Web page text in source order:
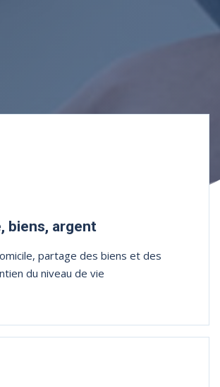
biens, argent
partage des biens et des
du niveau de vie